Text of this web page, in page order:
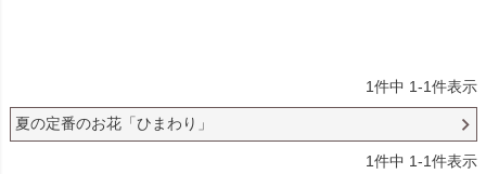
1件中 1-1件表示
夏の定番のお花「ひまわり」
1件中 1-1件表示